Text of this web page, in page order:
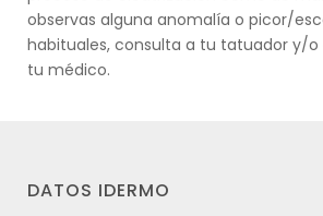
observas alguna anomalía o picor/
habituales, consulta a tu tatuador y/
tu médico.
DATOS IDERMO